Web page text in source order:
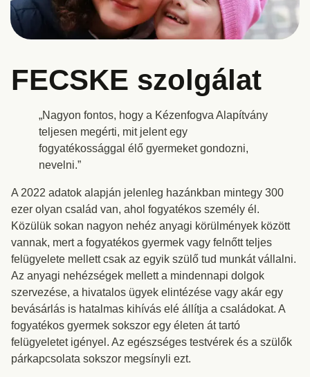
FECSKE szolgálat
„Nagyon fontos, hogy a Kézenfogva Alapítvány
teljesen megérti, mit jelent egy
fogyatékossággal élő gyermeket gondozni,
nevelni.”
A 2022 adatok alapján jelenleg hazánkban mintegy 300
ezer olyan család van, ahol fogyatékos személy él.
Közülük sokan nagyon nehéz anyagi körülmények között
vannak, mert a fogyatékos gyermek vagy felnőtt teljes
felügyelete mellett csak az egyik szülő tud munkát vállalni.
Az anyagi nehézségek mellett a mindennapi dolgok
szervezése, a hivatalos ügyek elintézése vagy akár egy
bevásárlás is hatalmas kihívás elé állítja a családokat. A
fogyatékos gyermek sokszor egy életen át tartó
felügyeletet igényel. Az egészséges testvérek és a szülők
párkapcsolata sokszor megsínyli ezt.